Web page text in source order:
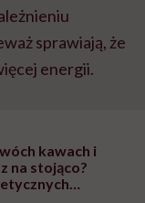
sprawiają, że
energii.
kawach i
na stojąco?